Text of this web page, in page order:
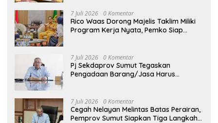
7 Juli 2026 0 Komentar
Rico Waas Dorong Majelis Taklim Miliki
Program Kerja Nyata, Pemko Siap
7 Juli 2026 0 Komentar
Pj Sekdaprov Sumut Tegaskan
Pengadaan Barang/Jasa Harus
7 Juli 2026 0 Komentar
Cegah Nelayan Melintas Batas Perairan,
Pemprov Sumut Siapkan Tiga Langkah